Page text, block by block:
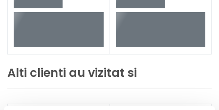
Alti clienti au vizitat si